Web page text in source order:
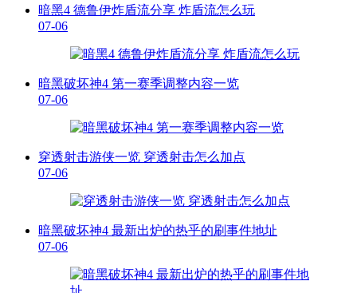
暗黑4 德鲁伊炸盾流分享 炸盾流怎么玩
07-06
暗黑破坏神4 第一赛季调整内容一览
07-06
穿透射击游侠一览 穿透射击怎么加点
07-06
暗黑破坏神4 最新出炉的热乎的刷事件地址
07-06